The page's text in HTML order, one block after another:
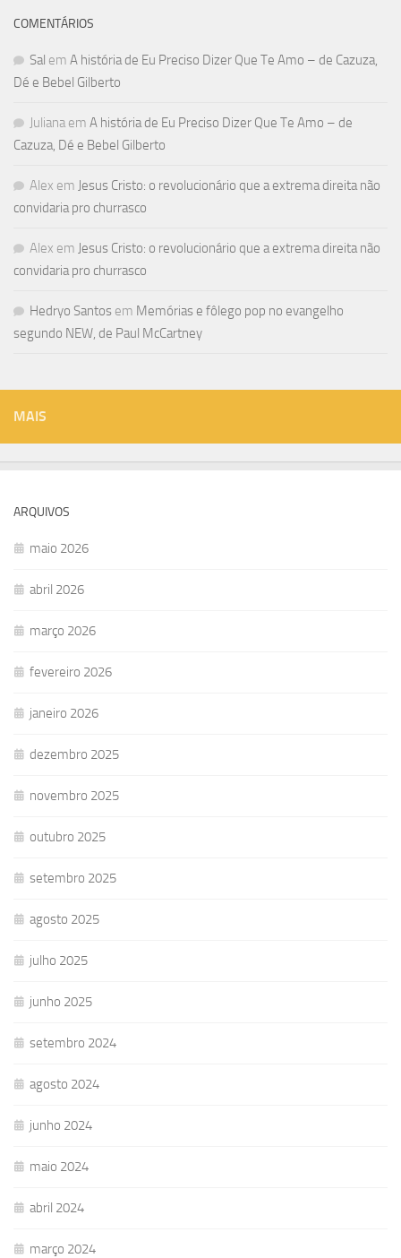
COMENTÁRIOS
Sal em A história de Eu Preciso Dizer Que Te Amo – de Cazuza,
Dé e Bebel Gilberto
Juliana em A história de Eu Preciso Dizer Que Te Amo – de
Cazuza, Dé e Bebel Gilberto
Alex em Jesus Cristo: o revolucionário que a extrema direita não
convidaria pro churrasco
Alex em Jesus Cristo: o revolucionário que a extrema direita não
convidaria pro churrasco
Hedryo Santos em Memórias e fôlego pop no evangelho
segundo NEW, de Paul McCartney
MAIS
ARQUIVOS
maio 2026
abril 2026
março 2026
fevereiro 2026
janeiro 2026
dezembro 2025
novembro 2025
outubro 2025
setembro 2025
agosto 2025
julho 2025
junho 2025
setembro 2024
agosto 2024
junho 2024
maio 2024
abril 2024
março 2024